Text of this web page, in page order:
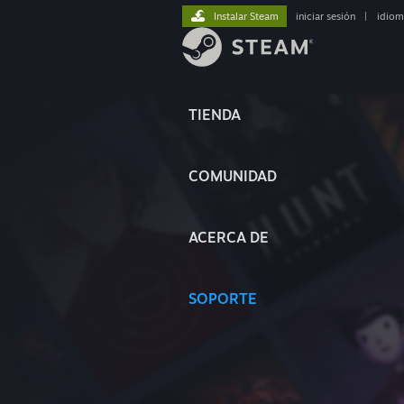
TIENDA
COMUNIDAD
ACERCA DE
SOPORTE
Instalar Steam iniciar sesión